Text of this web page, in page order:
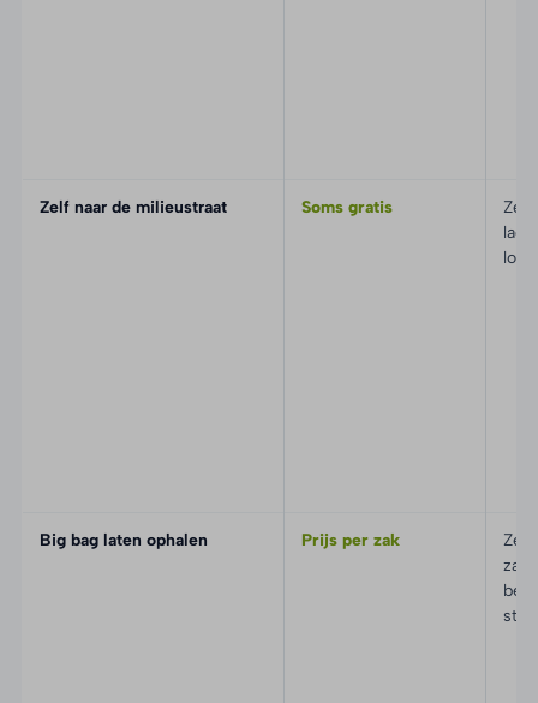
Zelf naar de milieustraat Soms gratis
Zelf
Big bag laten ophalen Prijs per zak
Zelf
zak